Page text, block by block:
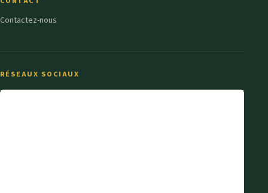
Contactez-nous
RÉSEAUX SOCIAUX